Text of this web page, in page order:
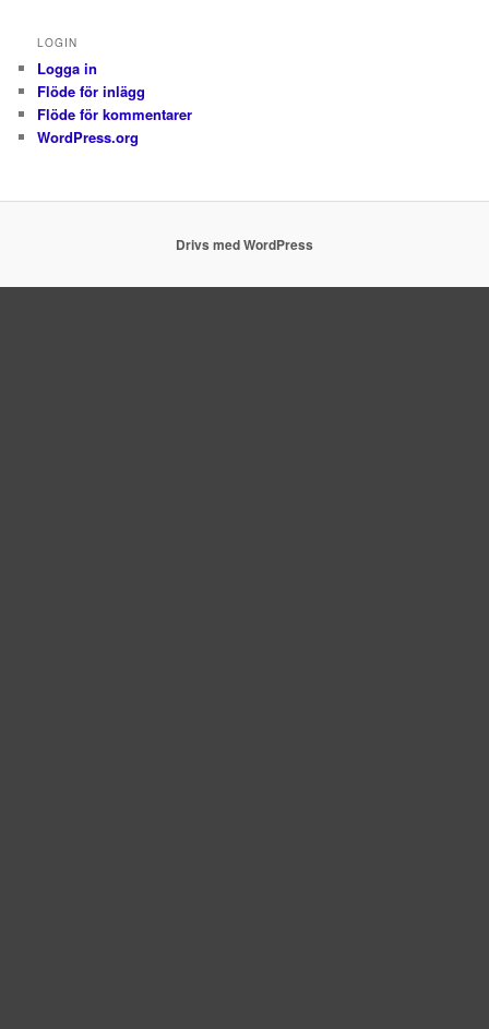
LOGIN
Logga in
Flöde för inlägg
Flöde för kommentarer
WordPress.org
Drivs med WordPress